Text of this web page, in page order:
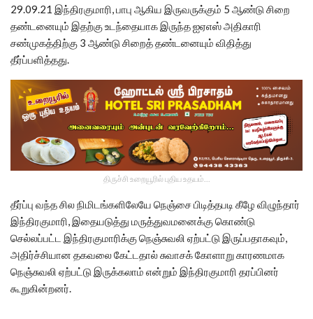
29.09.21 இந்திரகுமாரி, பாபு ஆகிய இருவருக்கும் 5 ஆண்டு சிறை
தண்டனையும் இதற்கு உடந்தையாக இருந்த ஐஏஎஸ் அதிகாரி
சண்முகத்திற்கு 3 ஆண்டு சிறைத் தண்டனையும் விதித்து
தீர்ப்பளித்தது.
திருச்சி உறையூரில் புதிய உதயம்...
தீர்ப்பு வந்த சில நிமிடங்களிலேயே நெஞ்சை பிடித்தபடி கீழே விழுந்தார்
இந்திரகுமாரி, இதையடுத்து மருத்துவமனைக்கு கொண்டு
செல்லப்பட்ட இந்திரகுமாரிக்கு நெஞ்சுவலி ஏற்பட்டு இருப்பதாகவும்,
அதிர்ச்சியான தகவலை கேட்டதால் சுவாசக் கோளாறு காரணமாக
நெஞ்சுவலி ஏற்பட்டு இருக்கலாம் என்றும் இந்திரகுமாரி தரப்பினர்
கூறுகின்றனர்.